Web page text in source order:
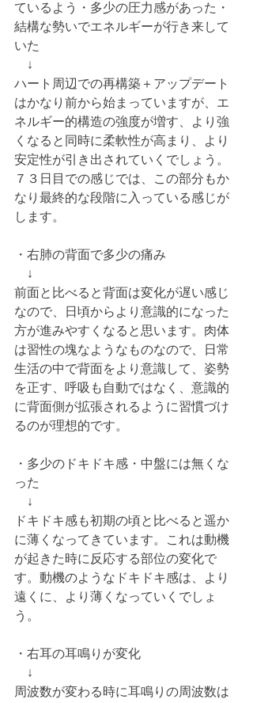
ているよう・多少の圧力感があった・
結構な勢いでエネルギーが行き来して
いた
↓
ハート周辺での再構築＋アップデート
はかなり前から始まっていますが、エ
ネルギー的構造の強度が増す、より強
くなると同時に柔軟性が高まり、より
安定性が引き出されていくでしょう。
７３日目での感じでは、この部分もか
なり最終的な段階に入っている感じが
します。
・右肺の背面で多少の痛み
↓
前面と比べると背面は変化が遅い感じ
なので、日頃からより意識的になった
方が進みやすくなると思います。肉体
は習性の塊なようなものなので、日常
生活の中で背面をより意識して、姿勢
を正す、呼吸も自動ではなく、意識的
に背面側が拡張されるように習慣づけ
るのが理想的です。
・多少のドキドキ感・中盤には無くな
った
↓
ドキドキ感も初期の頃と比べると遥か
に薄くなってきています。これは動機
が起きた時に反応する部位の変化で
す。動機のようなドキドキ感は、より
遠くに、より薄くなっていくでしょ
う。
・右耳の耳鳴りが変化
↓
周波数が変わる時に耳鳴りの周波数は